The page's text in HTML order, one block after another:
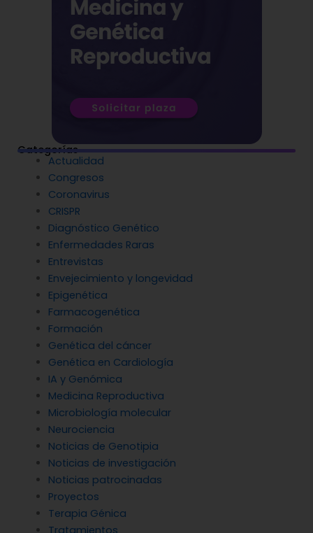
Categorías
Actualidad
Congresos
Coronavirus
CRISPR
Diagnóstico Genético
Enfermedades Raras
Entrevistas
Envejecimiento y longevidad
Epigenética
Farmacogenética
Formación
Genética del cáncer
Genética en Cardiología
IA y Genómica
Medicina Reproductiva
Microbiología molecular
Neurociencia
Noticias de Genotipia
Noticias de investigación
Noticias patrocinadas
Proyectos
Terapia Génica